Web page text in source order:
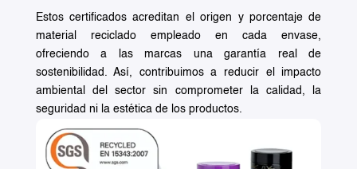
Estos certificados acreditan el origen y porcentaje de
material reciclado empleado en cada envase,
ofreciendo a las marcas una garantía real de
sostenibilidad. Así, contribuimos a reducir el impacto
ambiental del sector sin comprometer la calidad, la
seguridad ni la estética de los productos.